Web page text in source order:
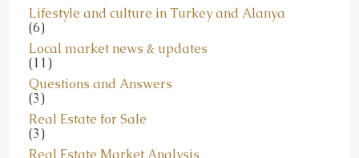
(6)
Local market news & updates
(11)
Questions and Answers
(3)
Real Estate for Sale
(3)
Real Estate Market Analysis
(7)